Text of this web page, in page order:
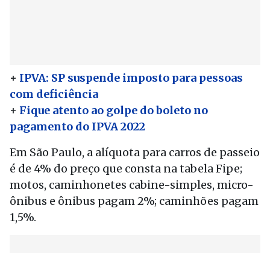
+ IPVA: SP suspende imposto para pessoas
com deficiência
+ Fique atento ao golpe do boleto no
pagamento do IPVA 2022
Em São Paulo, a alíquota para carros de passeio
é de 4% do preço que consta na tabela Fipe;
motos, caminhonetes cabine-simples, micro-
ônibus e ônibus pagam 2%; caminhões pagam
1,5%.